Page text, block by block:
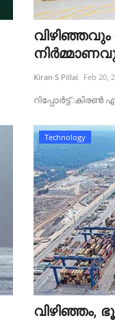
Kiran S Pillai Feb 20,
റിപ്പോർട്ട്‌
Technology
വിഴിഞ്ഞം,